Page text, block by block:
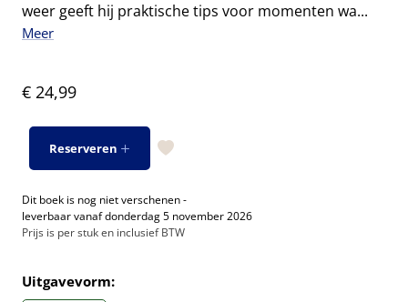
weer geeft hij praktische tips voor momenten wa...
Meer
€ 24,99
Reserveren
Dit boek is nog niet verschenen -
leverbaar vanaf donderdag 5 november 2026
Prijs is per stuk en inclusief BTW
Uitgavevorm: